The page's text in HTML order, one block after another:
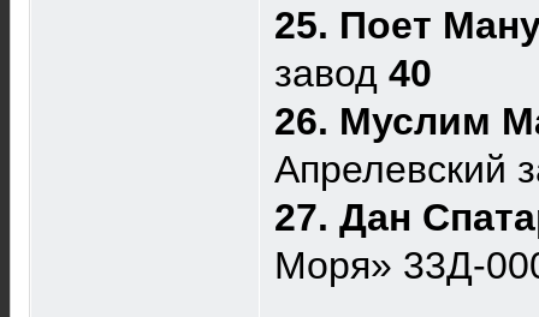
25. Поет
завод 40
26. Муслим
Апрелевский
27. Дан
Моря» 33Д-